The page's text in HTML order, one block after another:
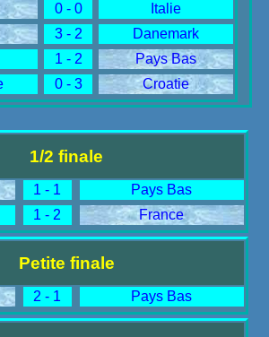
0 - 0
Italie
3 - 2
Danemark
1 - 2
Pays Bas
0 - 3 Croatie
1/2 finale
1 - 1
Pays Bas
1 - 2 France
Petite finale
2 - 1 Pays Bas